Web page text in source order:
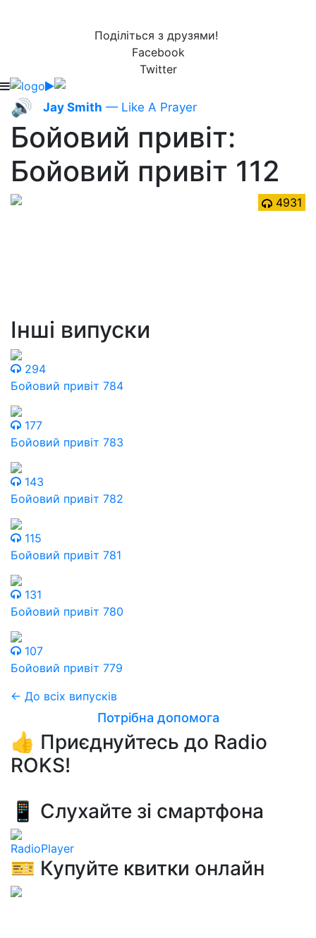
Поділіться з друзями!
Facebook
Twitter
🔊 Jay Smith — Like A Prayer
Бойовий привіт:
Бойовий привіт 112
4931
Інші випуски
294
Бойовий привіт 784
177
Бойовий привіт 783
143
Бойовий привіт 782
115
Бойовий привіт 781
131
Бойовий привіт 780
107
Бойовий привіт 779
← До всіх випусків
Потрібна допомога
👍 Приєднуйтесь до Radio
ROKS!
📱 Слухайте зі смартфона
RadioPlayer
🎫 Купуйте квитки онлайн